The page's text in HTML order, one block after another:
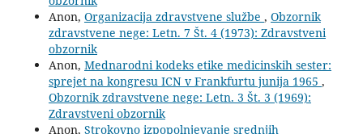
Anon, Organizacija zdravstvene službe , Obzornik
zdravstvene nege: Letn. 7 Št. 4 (1973): Zdravstveni
obzornik
Anon, Mednarodni kodeks etike medicinskih sester:
sprejet na kongresu ICN v Frankfurtu junija 1965 ,
Obzornik zdravstvene nege: Letn. 3 Št. 3 (1969):
Zdravstveni obzornik
Anon, Strokovno izpopolnjevanje srednjih